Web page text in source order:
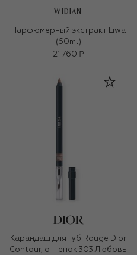
WIDIAN
Парфюмерный экстракт Liwa
(50ml)
21 760 ₽
Карандаш для губ Rouge Dior
Contour, оттенок 303 Любовь